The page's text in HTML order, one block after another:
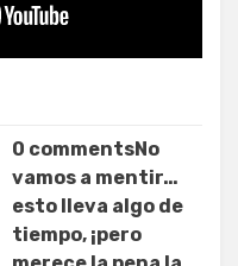
0 commentsNo
vamos a mentir…
esto lleva algo de
tiempo, ¡pero